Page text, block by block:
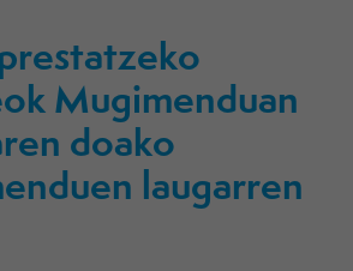
Mugimenduan
doako
laugarren